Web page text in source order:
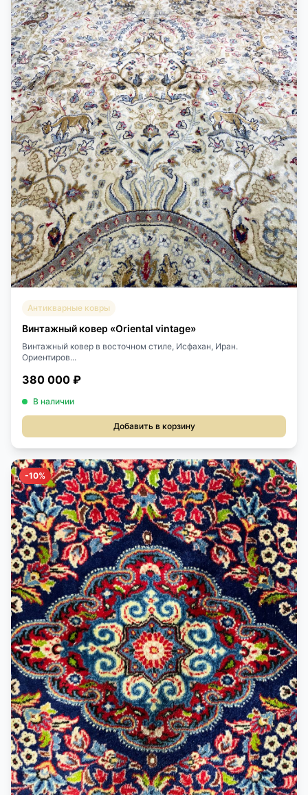
Антикварные ковры
Винтажный ковер «Oriental vintage»
Винтажный ковер в восточном стиле, Исфахан, Иран.
Ориентиров...
380 000 ₽
В наличии
Добавить в корзину
-10%